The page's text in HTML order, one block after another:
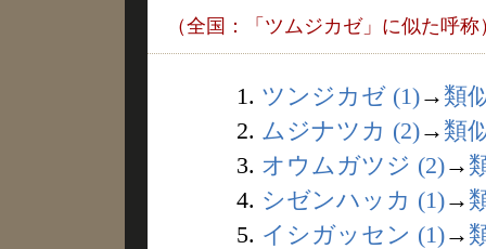
（全国：「ツムジカゼ」に似た呼称
1. ツンジカゼ (1)→ 類
2. ムジナツカ (2)→ 類
3. オウムガツジ (2)→
4. シゼンハッカ (1)→
5. イシガッセン (1)→